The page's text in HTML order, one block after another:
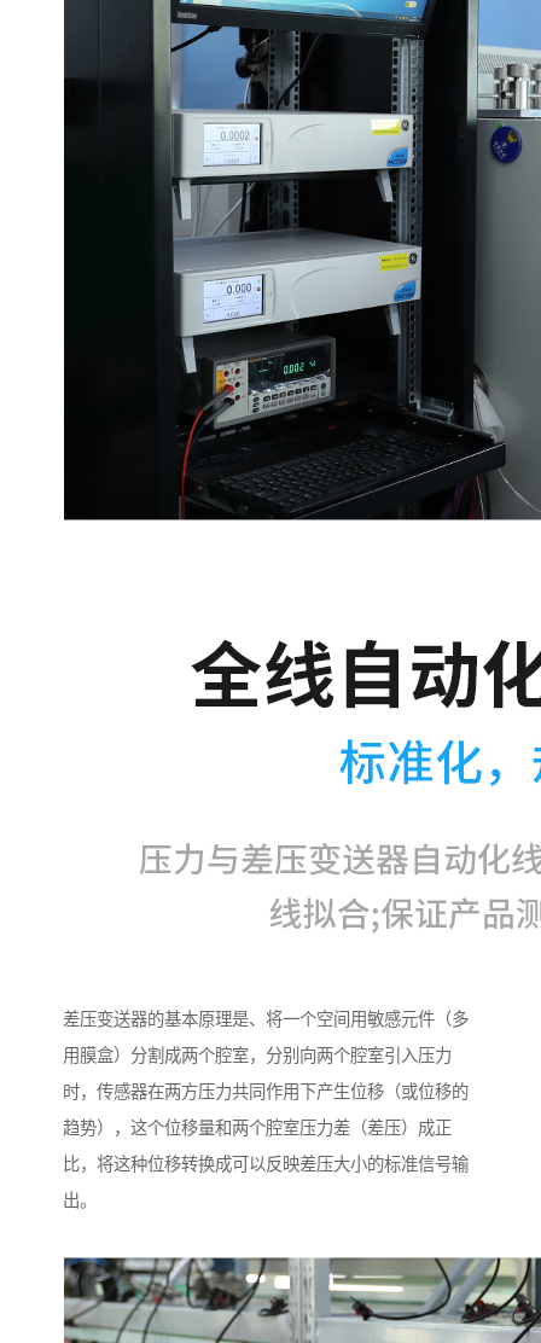
差压变送器的基本原理是、将一个空间用敏感元件（多
用膜盒）分割成两个腔室，分别向两个腔室引入压力
时，传感器在两方压力共同作用下产生位移（或位移的
趋势），这个位移量和两个腔室压力差（差压）成正
比，将这种位移转换成可以反映差压大小的标准信号输
出。